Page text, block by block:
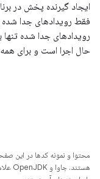
ایجاد گیرنده پخش در
فقط رویدادهای جدا شده
رویدادهای جدا شده
حال اجرا است و برای
محتوا و نمونه کدها در این